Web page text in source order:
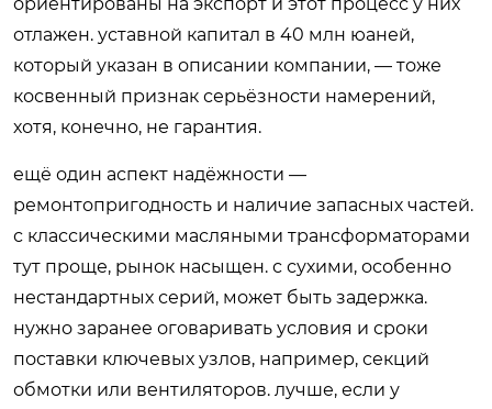
отлажен. уставной капитал в 40 млн юаней,
который указан в описании компании, — тоже
косвенный признак серьёзности намерений,
хотя, конечно, не гарантия.
ещё один аспект надёжности —
ремонтопригодность и наличие запасных частей.
с классическими масляными трансформаторами
тут проще, рынок насыщен. с сухими, особенно
нестандартных серий, может быть задержка.
нужно заранее оговаривать условия и сроки
поставки ключевых узлов, например, секций
обмотки или вентиляторов. лучше, если у